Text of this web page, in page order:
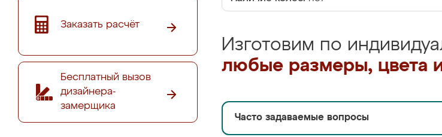
Заказать расчёт
Бесплатный вызов
дизайнера-
замерщика
Изготовим по
любые размеры, цвета
Часто задаваемые вопросы